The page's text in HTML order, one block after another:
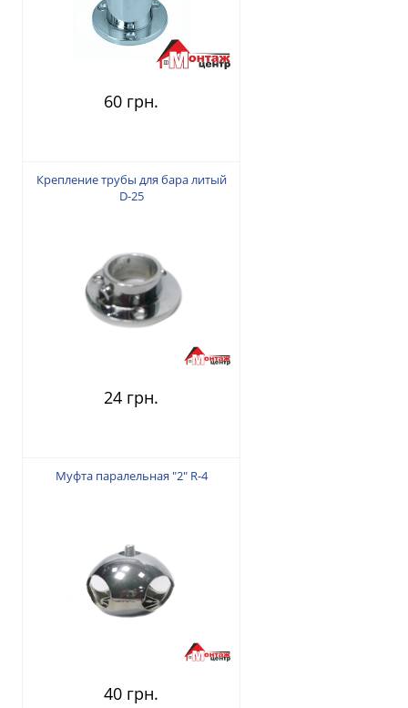
60 грн.
Крепление трубы для бара литый
D-25
24 грн.
Муфта паралельная "2" R-4
40 грн.